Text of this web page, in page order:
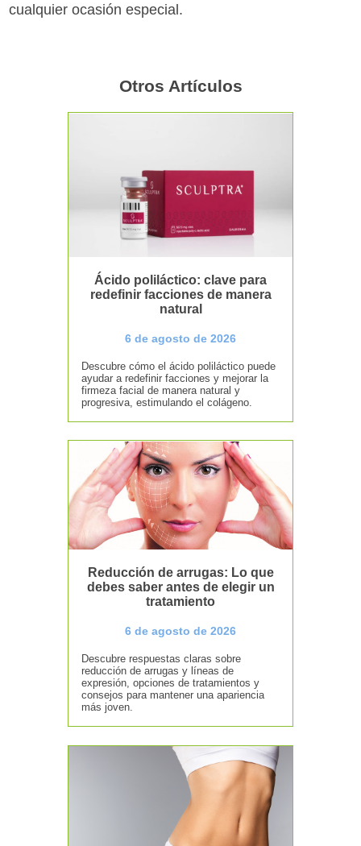
cualquier ocasión especial.
Otros Artículos
Ácido poliláctico: clave para
redefinir facciones de manera
natural
6 de agosto de 2026
Descubre cómo el ácido poliláctico puede
ayudar a redefinir facciones y mejorar la
firmeza facial de manera natural y
progresiva, estimulando el colágeno.
Reducción de arrugas: Lo que
debes saber antes de elegir un
tratamiento
6 de agosto de 2026
Descubre respuestas claras sobre
reducción de arrugas y líneas de
expresión, opciones de tratamientos y
consejos para mantener una apariencia
más joven.